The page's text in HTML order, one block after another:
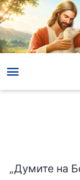
„Думите на